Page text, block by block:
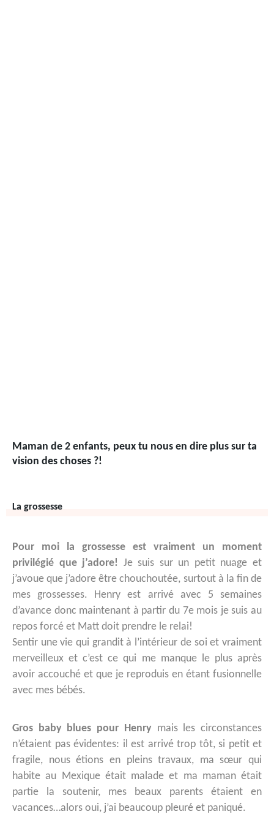
Maman de 2 enfants, peux tu nous en dire plus sur ta
vision des choses ?!
La grossesse
Pour moi la grossesse est vraiment un moment
privilégié que j’adore! Je suis sur un petit nuage et
j’avoue que j’adore être chouchoutée, surtout à la fin de
mes grossesses. Henry est arrivé avec 5 semaines
d’avance donc maintenant à partir du 7e mois je suis au
repos forcé et Matt doit prendre le relai!
Sentir une vie qui grandit à l’intérieur de soi et vraiment
merveilleux et c’est ce qui me manque le plus après
avoir accouché et que je reproduis en étant fusionnelle
avec mes bébés.
Gros baby blues pour Henrymais les circonstances
n’étaient pas évidentes: il est arrivé trop tôt, si petit et
fragile, nous étions en pleins travaux, ma sœur qui
habite au Mexique était malade et ma maman était
partie la soutenir, mes beaux parents étaient en
vacances…alors oui, j’ai beaucoup pleuré et paniqué.